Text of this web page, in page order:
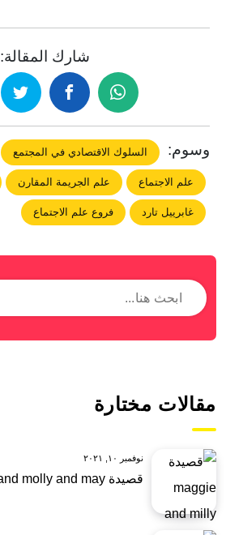
شارك المقالة:
وسوم: السلوك الاقتصادي في المجتمع
علم الاجتماع علم الجريمة المقارن
غابرييل تارد فروع علم الاجتماع
مقالات مختارة
نوفمبر ١٠, ٢٠٢١
قصيدة maggie and milly and molly and may